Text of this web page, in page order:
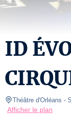
ID
Théâtre d'Orléans -
Afficher le plan